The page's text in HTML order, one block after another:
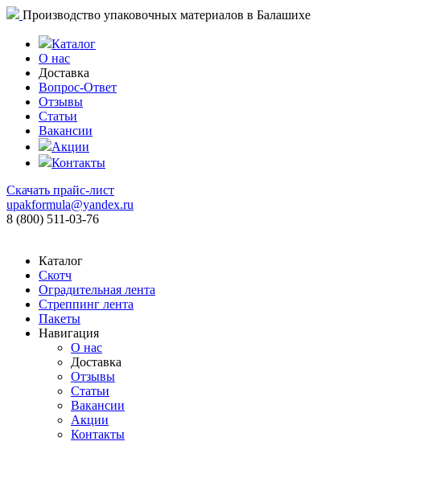
Производство упаковочных материалов в Балашихе
Каталог
О нас
Доставка
Вопрос-Ответ
Отзывы
Статьи
Вакансии
Акции
Контакты
Скачать прайс-лист
upakformula@yandex.ru
8 (800) 511-03-76
Каталог
Скотч
Оградительная лента
Стреппинг лента
Пакеты
Навигация
О нас
Доставка
Отзывы
Статьи
Вакансии
Акции
Контакты